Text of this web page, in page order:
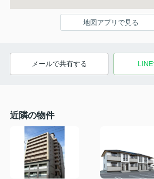
地図アプリで見る
メールで共有する
近隣の物件